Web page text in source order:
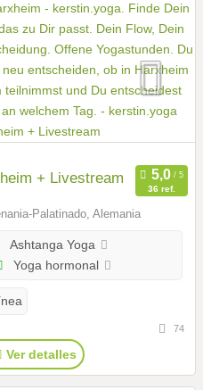
+ Livestream
36 ref.
Palatinado, Alemania
Ashtanga Yoga
Yoga hormonal
74
Ver detalles